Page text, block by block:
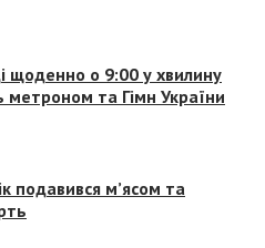
щоденно о 9:00 у хвилину
та Гімн України
подавився м’ясом та